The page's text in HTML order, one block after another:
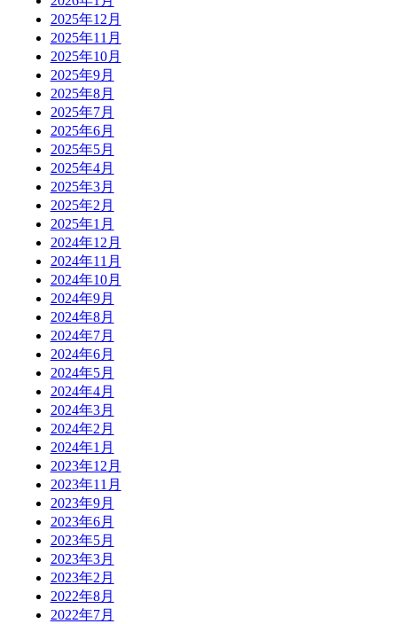
2025年12月
2025年11月
2025年10月
2025年9月
2025年8月
2025年7月
2025年6月
2025年5月
2025年4月
2025年3月
2025年2月
2025年1月
2024年12月
2024年11月
2024年10月
2024年9月
2024年8月
2024年7月
2024年6月
2024年5月
2024年4月
2024年3月
2024年2月
2024年1月
2023年12月
2023年11月
2023年9月
2023年6月
2023年5月
2023年3月
2023年2月
2022年8月
2022年7月